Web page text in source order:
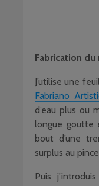
Fabrication du
J’utilise une
Fabriano
d’eau plus ou
longue goutte
bout d’une
surplus au
Puis